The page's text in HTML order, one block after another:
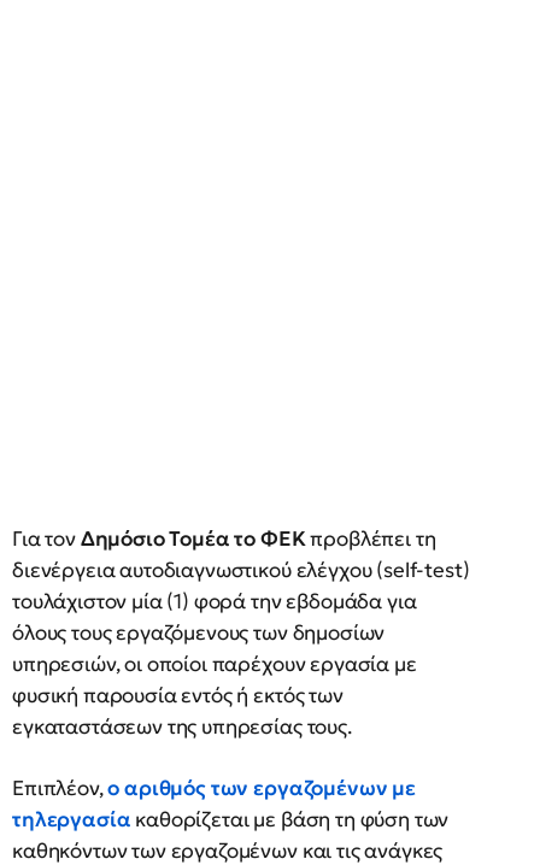
Για τονΔημόσιο Τομέα το ΦΕΚπροβλέπει τη
διενέργεια αυτοδιαγνωστικού ελέγχου (self-test)
τουλάχιστον μία (1) φορά την εβδομάδα για
όλους τους εργαζόμενους των δημοσίων
υπηρεσιών, οι οποίοι παρέχουν εργασία με
φυσική παρουσία εντός ή εκτός των
εγκαταστάσεων της υπηρεσίας τους.
Επιπλέον,ο αριθμός των εργαζομένων με
τηλεργασία καθορίζεται με βάση τη φύση των
καθηκόντων των εργαζομένων και τις ανάγκες